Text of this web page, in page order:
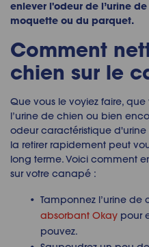
enlever l'odeur de l’urine
moquette ou du parquet.
Comment
chien sur le
Que vous le voyiez faire,
l’urine de chien ou bien
odeur caractéristique
la retirer rapidement peut
long terme. Voici comment
sur votre canapé :
Tamponnez l’urine
absorbant Okay pour
pouvez.